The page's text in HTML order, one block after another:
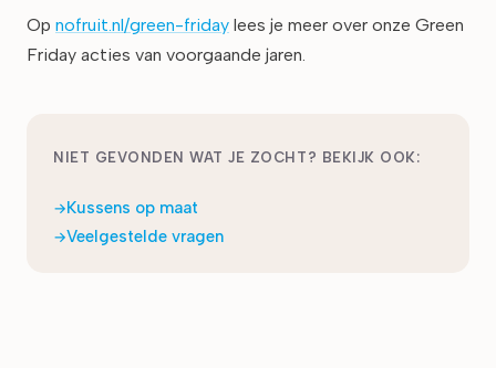
Op nofruit.nl/green-friday lees je meer over onze Green
Friday acties van voorgaande jaren.
NIET GEVONDEN WAT JE ZOCHT? BEKIJK OOK:
Kussens op maat
Veelgestelde vragen